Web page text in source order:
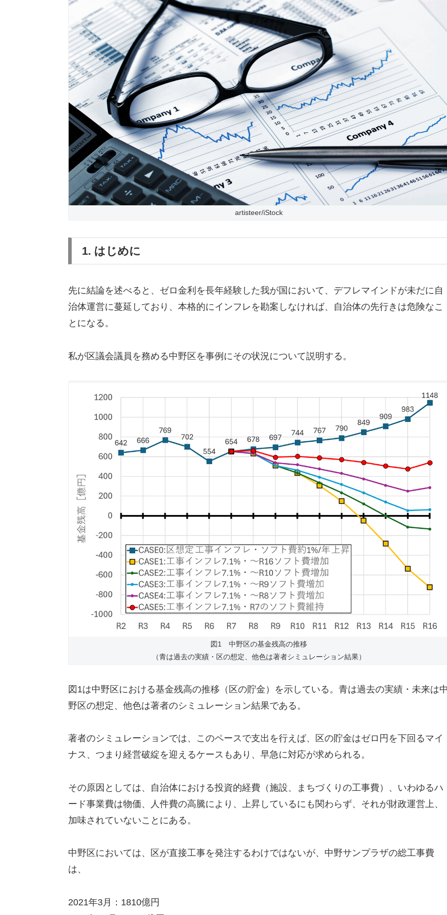
artisteer/iStock
1. はじめに
先に結論を述べると、ゼロ金利を長年経験した我が国において、デフレマインドが未だに自
治体運営に蔓延しており、本格的にインフレを勘案しなければ、自治体の先行きは危険なこ
とになる。
私が区議会議員を務める中野区を事例にその状況について説明する。
図1 中野区の基金残高の推移
（青は過去の実績・区の想定、他色は著者シミュレーション結果）
図1は中野区における基金残高の推移（区の貯金）を示している。青は過去の実績・未来は中
野区の想定、他色は著者のシミュレーション結果である。
著者のシミュレーションでは、このペースで支出を行えば、区の貯金はゼロ円を下回るマイ
ナス、つまり経営破綻を迎えるケースもあり、早急に対応が求められる。
その原因としては、自治体における投資的経費（施設、まちづくりの工事費）、いわゆるハ
ード事業費は物価、人件費の高騰により、上昇しているにも関わらず、それが財政運営上、
加味されていないことにある。
中野区においては、区が直接工事を発注するわけではないが、中野サンプラザの総工事費
は、
2021年3月：1810億円